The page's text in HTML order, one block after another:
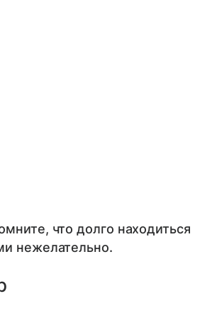
что долго находиться
нежелательно.